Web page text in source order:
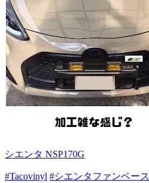
シエンタ NSP170G
#Tacovinyl #シエンタファンベース